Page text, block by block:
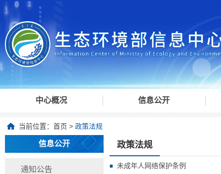
中心概况 信息公开
当前位置： 首页 > 政策法规
信息公开
通知公告
政策法规
未成年人网络保护条例